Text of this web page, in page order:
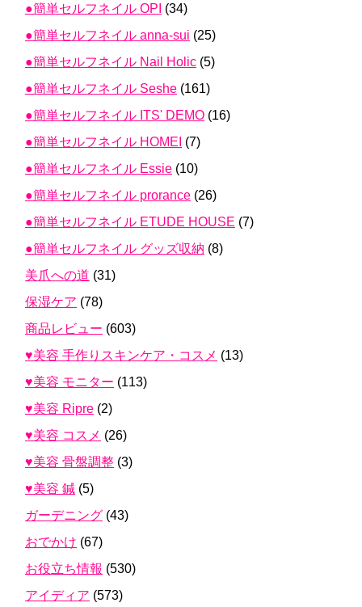
●簡単セルフネイル OPI (34)
●簡単セルフネイル anna-sui (25)
●簡単セルフネイル Nail Holic (5)
●簡単セルフネイル Seshe (161)
●簡単セルフネイル ITS' DEMO (16)
●簡単セルフネイル HOMEI (7)
●簡単セルフネイル Essie (10)
●簡単セルフネイル prorance (26)
●簡単セルフネイル ETUDE HOUSE (7)
●簡単セルフネイル グッズ収納 (8)
美爪への道 (31)
保湿ケア (78)
商品レビュー (603)
♥美容 手作りスキンケア・コスメ (13)
♥美容 モニター (113)
♥美容 Ripre (2)
♥美容 コスメ (26)
♥美容 骨盤調整 (3)
♥美容 鍼 (5)
ガーデニング (43)
おでかけ (67)
お役立ち情報 (530)
アイディア (573)